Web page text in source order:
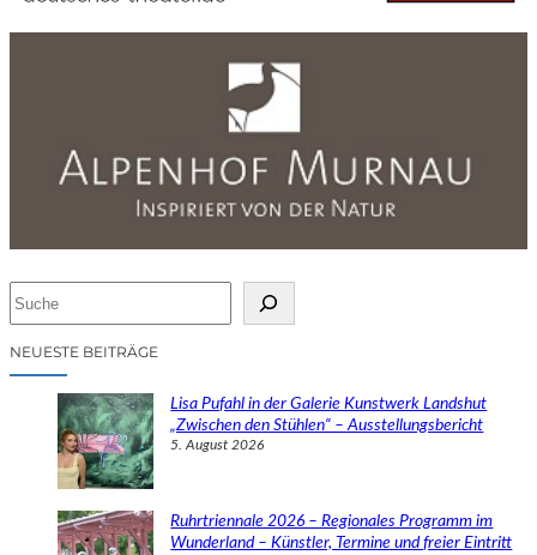
cNEUESTE BEITRÄGE
Lisa Pufahl in der Galerie Kunstwerk Landshut
„Zwischen den Stühlen“ – Ausstellungsbericht
5. August 2026
Ruhrtriennale 2026 – Regionales Programm im
Wunderland – Künstler, Termine und freier Eintritt